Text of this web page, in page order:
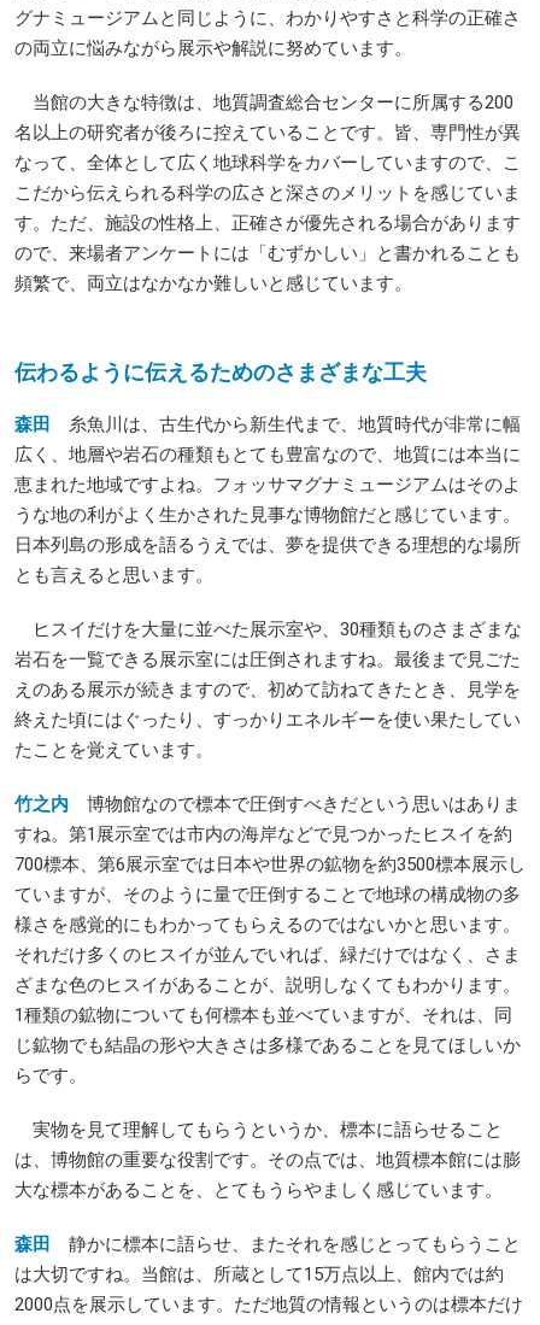
グナミュージアムと同じように、わかりやすさと科学の正確さ
の両立に悩みながら展示や解説に努めています。
当館の大きな特徴は、地質調査総合センターに所属する200
名以上の研究者が後ろに控えていることです。皆、専門性が異
なって、全体として広く地球科学をカバーしていますので、こ
こだから伝えられる科学の広さと深さのメリットを感じていま
す。ただ、施設の性格上、正確さが優先される場合があります
ので、来場者アンケートには「むずかしい」と書かれることも
頻繁で、両立はなかなか難しいと感じています。
伝わるように伝えるためのさまざまな工夫
森田
糸魚川は、古生代から新生代まで、地質時代が非常に幅
広く、地層や岩石の種類もとても豊富なので、地質には本当に
恵まれた地域ですよね。フォッサマグナミュージアムはそのよ
うな地の利がよく生かされた見事な博物館だと感じています。
日本列島の形成を語るうえでは、夢を提供できる理想的な場所
とも言えると思います。
ヒスイだけを大量に並べた展示室や、30種類ものさまざまな
岩石を一覧できる展示室には圧倒されますね。最後まで見ごた
えのある展示が続きますので、初めて訪ねてきたとき、見学を
終えた頃にはぐったり、すっかりエネルギーを使い果たしてい
たことを覚えています。
竹之内
博物館なので標本で圧倒すべきだという思いはありま
すね。第1展示室では市内の海岸などで見つかったヒスイを約
700標本、第6展示室では日本や世界の鉱物を約3500標本展示し
ていますが、そのように量で圧倒することで地球の構成物の多
様さを感覚的にもわかってもらえるのではないかと思います。
それだけ多くのヒスイが並んでいれば、緑だけではなく、さま
ざまな色のヒスイがあることが、説明しなくてもわかります。
1種類の鉱物についても何標本も並べていますが、それは、同
じ鉱物でも結晶の形や大きさは多様であることを見てほしいか
らです。
実物を見て理解してもらうというか、標本に語らせること
は、博物館の重要な役割です。その点では、地質標本館には膨
大な標本があることを、とてもうらやましく感じています。
森田
静かに標本に語らせ、またそれを感じとってもらうこと
は大切ですね。当館は、所蔵として15万点以上、館内では約
2000点を展示しています。ただ地質の情報というのは標本だけ